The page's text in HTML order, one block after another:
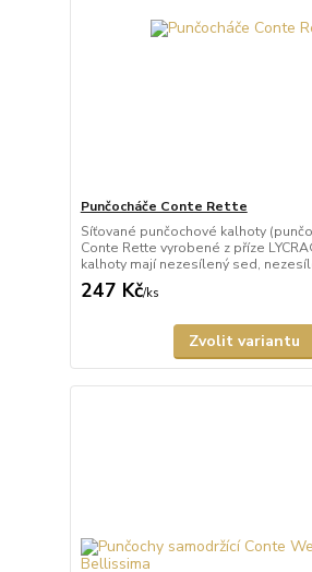
Punčocháče Conte Rette
Síťované punčochové kalhoty
Conte Rette vyrobené z příze
kalhoty mají nezesílený sed,
247 Kč/ks
Zvolit variantu